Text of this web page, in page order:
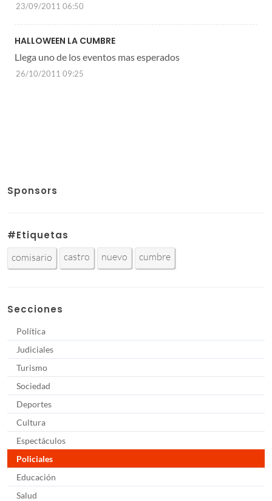
23/09/2011 06:50
HALLOWEEN LA CUMBRE
Llega uno de los eventos mas esperados
26/10/2011 09:25
Sponsors
#Etiquetas
comisario castro nuevo cumbre
Secciones
Política
Judiciales
Turismo
Sociedad
Deportes
Cultura
Espectáculos
Policiales
Educación
Salud